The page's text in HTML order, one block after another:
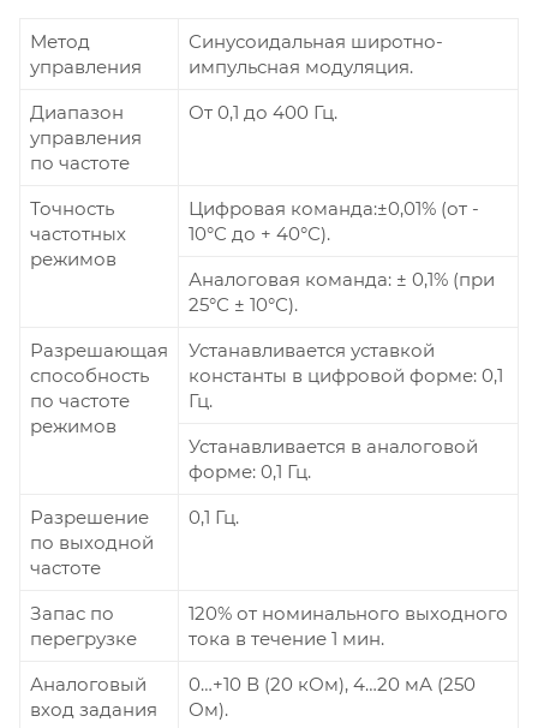
Метод
управления
Синусоидальная широтно-
импульсная модуляция.
Диапазон
управления
по частоте
От 0,1 до 400 Гц.
Точность
частотных
режимов
Цифровая команда:±0,01% (от -
10°С до + 40°С).
Аналоговая команда: ± 0,1% (при
25°С ± 10°С).
Разрешающая
способность
по частоте
режимов
Устанавливается уставкой
константы в цифровой форме: 0,1
Гц.
Устанавливается в аналоговой
форме: 0,1 Гц.
Разрешение
по выходной
частоте
0,1 Гц.
Запас по
перегрузке
120% от номинального выходного
тока в течение 1 мин.
Аналоговый
вход задания
0…+10 В (20 кОм), 4…20 мА (250
Ом).